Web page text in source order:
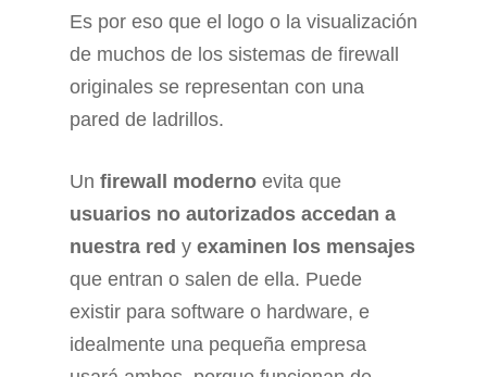
Es por eso que el logo o la visualización
de muchos de los sistemas de firewall
originales se representan con una
pared de ladrillos.
Un firewall moderno evita que
usuarios no autorizados accedan a
nuestra red y examinen los mensajes
que entran o salen de ella. Puede
existir para software o hardware, e
idealmente una pequeña empresa